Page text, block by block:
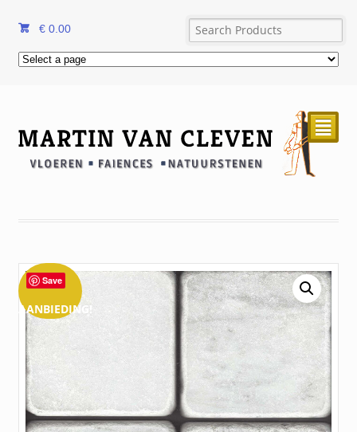
€ 0.00
²
AANBIEDING!
Save